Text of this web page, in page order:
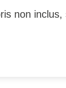
non